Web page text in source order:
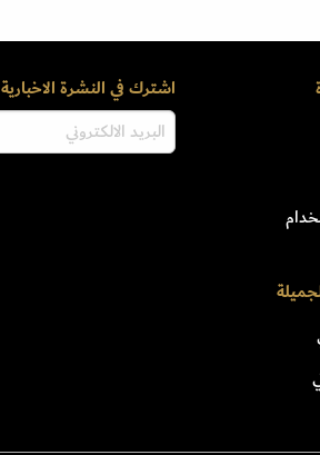
اشترك في النشرة الاخبارية